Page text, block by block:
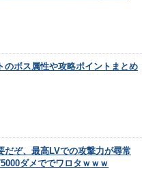
のボス属性や攻略ポイントまとめ
だぞ、最高LVでの攻撃力が尋常
ダメででワロタｗｗｗ